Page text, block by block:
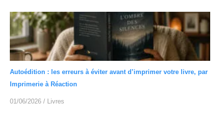
Autoédition : les erreurs à éviter avant d’imprimer votre livre, par
Imprimerie à Réaction
01/06/2026 / Livres